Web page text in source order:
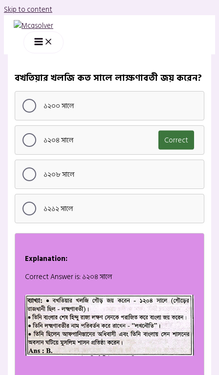
Skip to content
বখতিয়ার খলজি কত সালে লাক্ষণাবতী জয় করেন?
১২০০ সালে
১২০৪ সালে Correct
১২০৮ সালে
১২১২ সালে
Explanation:
Correct Answer is: ১২০৪ সালে